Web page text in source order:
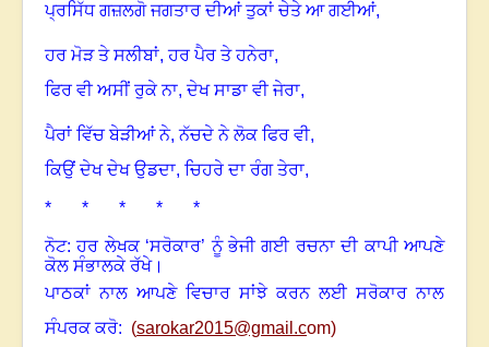
ਪ੍ਰਸਿੱਧ ਗਜ਼ਲਗੋ ਜਗਤਾਰ ਦੀਆਂ ਤੁਕਾਂ ਚੇਤੇ ਆ ਗਈਆਂ,
ਹਰ ਮੋੜ ਤੇ ਸਲੀਬਾਂ,ਹਰ ਪੈਰ ਤੇ ਹਨੇਰਾ,
ਫਿਰ ਵੀ ਅਸੀਂ ਰੁਕੇ ਨਾ, ਦੇਖ ਸਾਡਾ ਵੀ ਜੇਰਾ,
ਪੈਰਾਂ ਵਿੱਚ ਬੇੜੀਆਂ ਨੇ,ਨੱਚਦੇ ਨੇ ਲੋਕ ਫਿਰ ਵੀ,
ਕਿਉਂ ਦੇਖ ਦੇਖ ਉਡਦਾ, ਚਿਹਰੇ ਦਾ ਰੰਗ ਤੇਰਾ,
* * * * *
ਨੋਟ: ਹਰ ਲੇਖਕ ‘ਸਰੋਕਾਰ’ ਨੂੰ ਭੇਜੀ ਗਈ ਰਚਨਾ ਦੀ ਕਾਪੀ ਆਪਣੇ
ਕੋਲ ਸੰਭਾਲਕੇ ਰੱਖੇ।
ਪਾਠਕਾਂ ਨਾਲ ਆਪਣੇ ਵਿਚਾਰ ਸਾਂਝੇ ਕਰਨ ਲਈ ਸਰੋਕਾਰ ਨਾਲ
ਸੰਪਰਕ ਕਰੋ: (sarokar2015@gmail.com)